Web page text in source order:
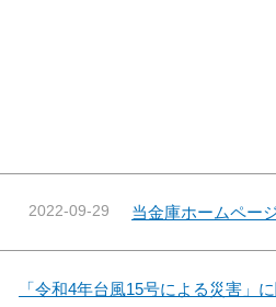
2022-09-29 当金庫ホームペー
「令和4年台風15号による災害」